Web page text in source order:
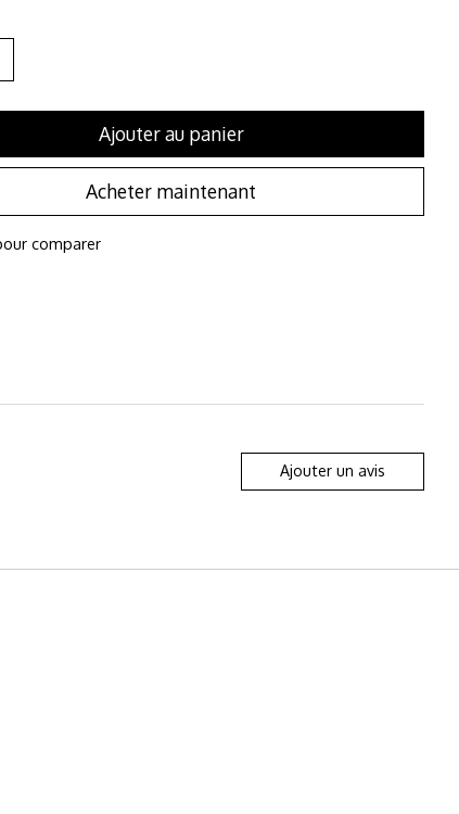
Ajouter au panier
Acheter maintenant
comparer
Ajouter un avis